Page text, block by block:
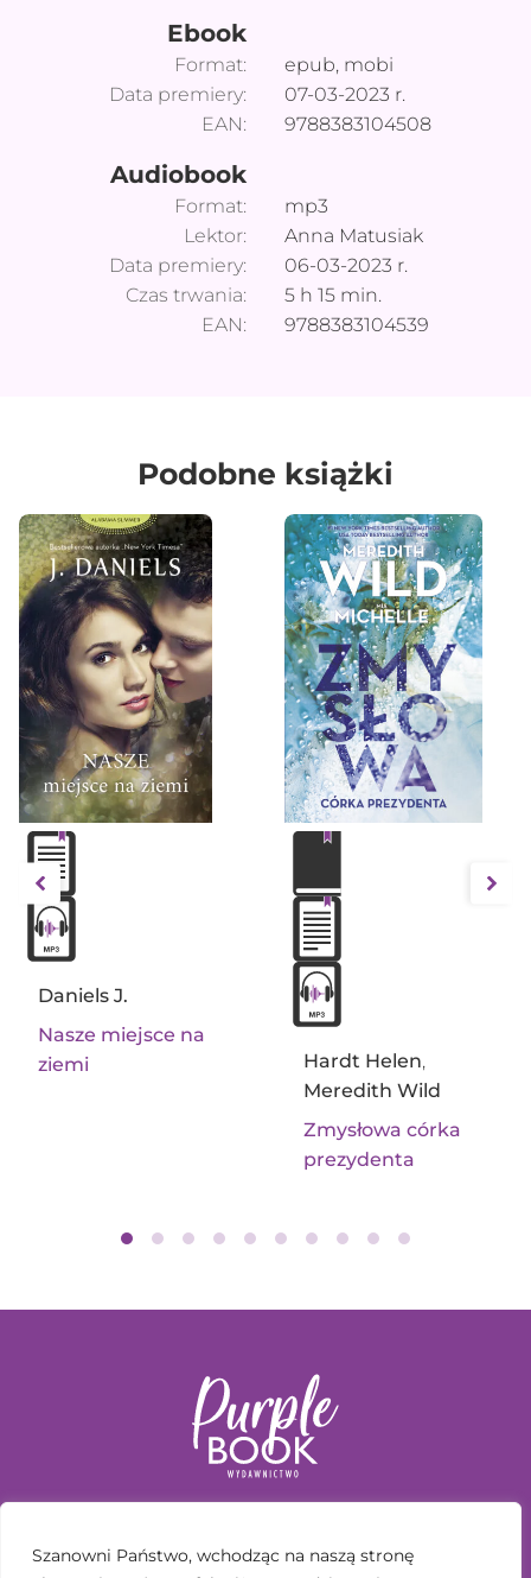
Szanowni Państwo, wchodząc na naszą stronę
Ebook
Format: epub mobi
Data premiery:
07-03-2023 r.
EAN:
9788383104508
Audiobook
Format:
mp3
Lektor:
Anna Matusiak
Data premiery:
06-03-2023 r.
Czas trwania:
5 h 15 min.
EAN:
9788383104539
Podobne książki
Daniels J.
Nasze miejsce na
ziemi
Hardt Helen,
Meredith Wild
Zmysłowa córka
prezydenta
KSIĄŻKI
SERIE